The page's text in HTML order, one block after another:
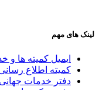
لینک های مهم
ایمیل کمیته ها و
کميته اطلاع
دفتر خدمات